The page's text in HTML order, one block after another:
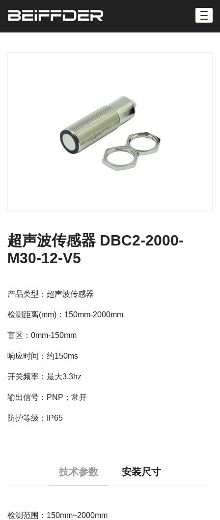
超声波传感器 DBC2-2000-
M30-12-V5
产品类型：超声波传感器
检测距离(mm)：150mm-2000mm
盲区：0mm-150mm
响应时间：约150ms
开关频率：最大3.3hz
输出信号：PNP；常开
防护等级：IP65
技术参数 安装尺寸
检测范围：150mm~2000mm